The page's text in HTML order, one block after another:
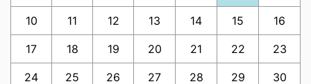
10 11 12 13 14 15 16
17 18 19 20 21 22 23
24 25 26 27 28 29 30